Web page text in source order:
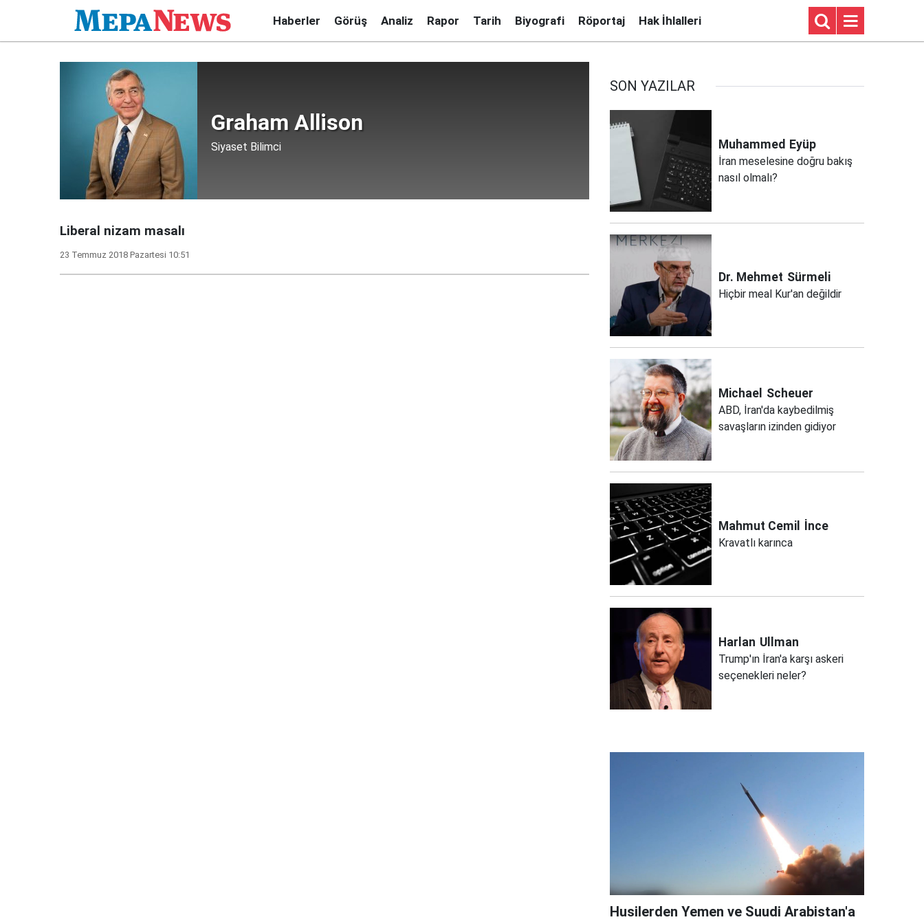
Haberler Görüş Analiz Rapor Tarih Biyografi Röportaj Hak İhlalleri
Graham Allison
Siyaset Bilimci
Liberal nizam masalı
23 Temmuz 2018 Pazartesi 10:51
SON YAZILAR
Muhammed Eyüp
İran meselesine doğru bakış
nasıl olmalı?
Dr. Mehmet Sürmeli
Hiçbir meal Kur'an değildir
Michael Scheuer
ABD, İran'da kaybedilmiş
savaşların izinden gidiyor
Mahmut Cemil İnce
Kravatlı karınca
Harlan Ullman
Trump'ın İran'a karşı askeri
seçenekleri neler?
Husilerden Yemen ve Suudi Arabistan'a